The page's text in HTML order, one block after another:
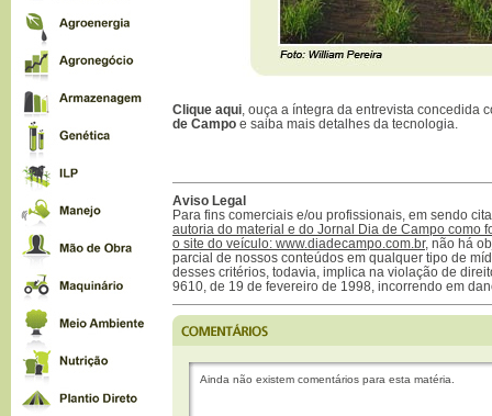
Clique aqui , ouça a íntegra da entrevista concedida
de Campo e saiba mais detalhes da tecnologia.
Aviso Legal
Para fins comerciais e/ou profissionais, em sendo
autoria do material e do Jornal Dia de Campo como
o site do veículo: www.diadecampo.com.br, não há
parcial de nossos conteúdos em qualquer tipo de
desses critérios, todavia, implica na violação de
9610, de 19 de fevereiro de 1998, incorrendo em
Ainda não existem comentários para esta matéria.